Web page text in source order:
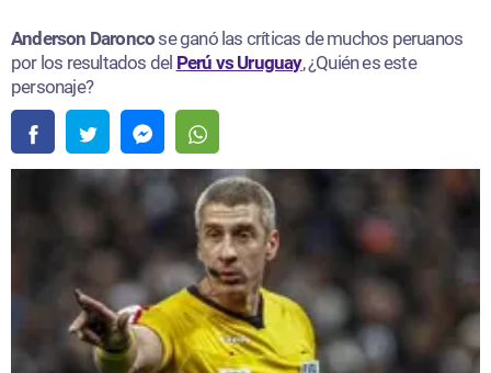
Anderson Daronco se ganó las críticas de muchos peruanos
por los resultados del Perú vs Uruguay, ¿Quién es este
personaje?